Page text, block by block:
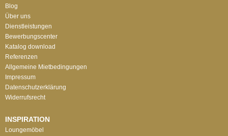
Blog
Über uns
Dienstleistungen
Bewerbungscenter
Katalog download
Referenzen
Allgemeine Mietbedingungen
Impressum
Datenschutzerklärung
Widerrufsrecht
INSPIRATION
Loungemöbel